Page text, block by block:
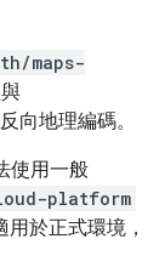
maps-
向地理編碼。
使用一般
platform
於正式環境，